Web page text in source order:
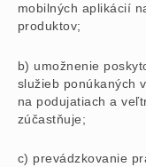
mobilných aplikácií
produktov;
b) umožnenie
služieb ponúkaných
na podujatiach a
zúčastňuje;
c) prevádzkovanie